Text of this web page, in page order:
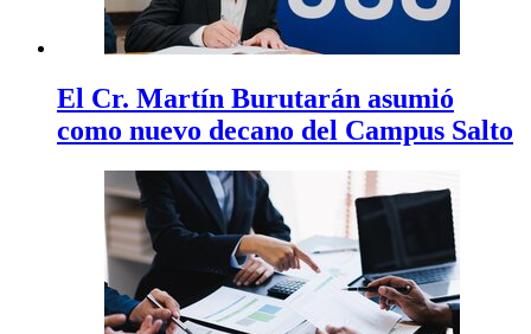
El Cr. Martín Burutarán asumió
como nuevo decano del Campus Salto